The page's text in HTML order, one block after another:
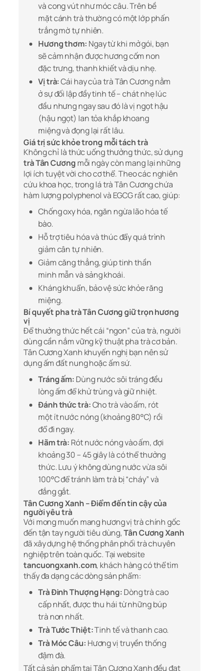
và cong vút như móc câu. Trên bề
mặt cánh trà thường có một lớp phấn
trắng mờ tự nhiên.
Hương thơm: Ngay từ khi mở gói, bạn
sẽ cảm nhận được hương cốm non
đặc trưng, thanh khiết và dịu nhẹ.
Vị trà:Cái hay của trà Tân Cương nằm
ở sự đối lập đầy tinh tế – chát nhẹ lúc
đầu nhưng ngay sau đó là vị ngọt hậu
(hậu ngọt) lan tỏa khắp khoang
miệng và đọng lại rất lâu.
Giá trị sức khỏe trong mỗi tách trà
Không chỉ là thức uống thưởng thức, sử dụng
trà Tân Cương mỗi ngày còn mang lại những
lợi ích tuyệt vời cho cơ thể. Theo các nghiên
cứu khoa học, trong lá trà Tân Cương chứa
hàm lượng polyphenol và EGCG rất cao, giúp:
Chống oxy hóa, ngăn ngừa lão hóa tế
bào.
Hỗ trợ tiêu hóa và thúc đẩy quá trình
giảm cân tự nhiên.
Giảm căng thẳng, giúp tinh thần
minh mẫn và sảng khoái.
Kháng khuẩn, bảo vệ sức khỏe răng
miệng.
Bí quyết pha trà Tân Cương giữ trọn hương
vị
Để thưởng thức hết cái “ngon” của trà, người
dùng cần nắm vững kỹ thuật pha trà cơ bản.
Tân Cương Xanh khuyến nghị bạn nên sử
dụng ấm đất nung hoặc ấm sứ.
Tráng ấm: Dùng nước sôi tráng đều
lòng ấm để khử trùng và giữ nhiệt.
Đánh thức trà:Cho trà vào ấm, rót
một ít nước nóng (khoảng 80°C) rồi
đổ đi ngay.
Hãm trà: Rót nước nóng vào ấm, đợi
khoảng 30 – 45 giây là có thể thưởng
thức. Lưu ý không dùng nước vừa sôi
100°C để tránh làm trà bị “cháy” và
đắng gắt.
Tân Cương Xanh – Điểm đến tin cậy của
người yêu trà
Với mong muốn mang hương vị trà chính gốc
đến tận tay người tiêu dùng,Tân Cương Xanh
đã xây dựng hệ thống phân phối trà chuyên
nghiệp trên toàn quốc. Tại website
tancuongxanh.com, khách hàng có thể tìm
thấy đa dạng các dòng sản phẩm:
Trà Đinh Thượng Hạng: Dòng trà cao
cấp nhất, được thu hái từ những búp
trà non nhất.
Trà Tước Thiệt:Tinh tế và thanh cao.
Trà Móc Câu: Hương vị truyền thống
đậm đà.
Tất cả sản phẩm tại Tân Cương Xanh đều đạt